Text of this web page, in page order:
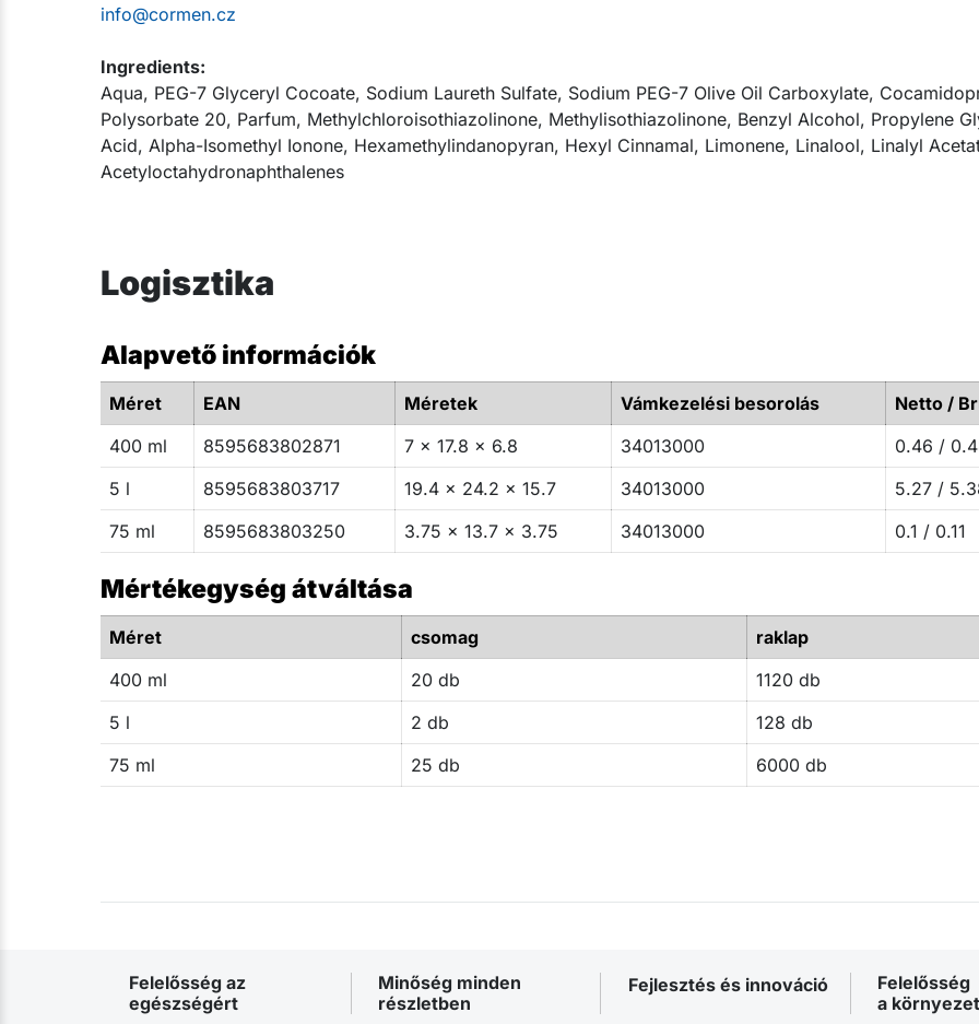
info@cormen.cz
Ingredients:
Aqua, PEG-7 Glyceryl Cocoate, Sodium Laureth Sulfate, Sodium PEG-7 Olive Oil Carboxylate,
Polysorbate 20, Parfum, Methylchloroisothiazolinone, Methylisothiazolinone, Benzyl Alcohol, Propylene
Acid, Alpha-Isomethyl Ionone, Hexamethylindanopyran, Hexyl Cinnamal, Limonene, Linalool, Linalyl
Acetyloctahydronaphthalenes​​​
Logisztika
Alapvető információk
Méret EAN Méretek Vámkezelési besorolás
Netto /
400 ml
8595683802871 7 x 17.8 x 6.8 34013000
0.46 /
5 l
8595683803717 19.4 x 24.2 x 15.7 34013000
5.27 /
75 ml
8595683803250 3.75 x 13.7 x 3.75 34013000 0.1 / 0.11
Mértékegység átváltása
Méret csomag
raklap
400 ml
20 db
1120 db
5 l
2 db
128 db
75 ml
25 db 6000 db
Felelősség az
egészségért
Minőség minden
részletben
Fejlesztés és innováció
Felelősség
a